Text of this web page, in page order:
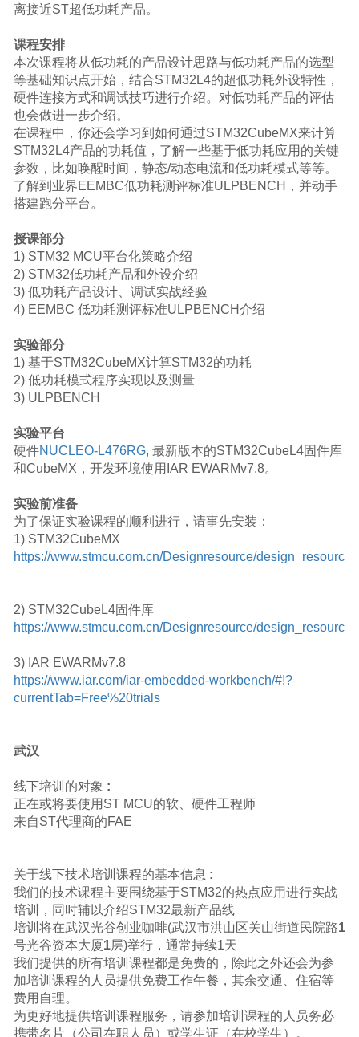
离接近ST超低功耗产品。
课程安排
本次课程将从低功耗的产品设计思路与低功耗产品的选型
等基础知识点开始，结合STM32L4的超低功耗外设特性，
硬件连接方式和调试技巧进行介绍。对低功耗产品的评估
也会做进一步介绍。
在课程中，你还会学习到如何通过STM32CubeMX来计算
STM32L4产品的功耗值，了解一些基于低功耗应用的关键
参数，比如唤醒时间，静态/动态电流和低功耗模式等等。
了解到业界EEMBC低功耗测评标准ULPBENCH ，并动手
搭建跑分平台。
授课部分
1)STM32 MCU平台化策略介绍
2)STM32低功耗产品和外设介绍
3) 低功耗产品设计、调试实战经验
4)EEMBC 低功耗测评标准ULPBENCH介绍
实验部分
1) 基于STM32CubeMX计算STM32的功耗
2) 低功耗模式程序实现以及测量
3)ULPBENCH
实验平台
硬件NUCLEO-L476RG, 最新版本的STM32CubeL4固件库
和CubeMX ，开发环境使用 IAR EWARMv7.8。
实验前准备
为了保证实验课程的顺利进行，请事先安装：
1)STM32CubeMX
https://www.stmcu.com.cn/Designresource/
2)STM32CubeL4固件库
https://www.stmcu.com.cn/Designresource/
3)IAR EWARMv7.8
https://www.iar.com/iar-embedded-workbench/#!?
currentTab=Free%20trials
武汉
线下培训的对象 :
正在或将要使用 ST MCU的软、硬件工程师
来自ST代理商的FAE
关于线下技术培训课程的基本信息 :
我们的技术课程主要围绕基于STM32的热点应用进行实战
培训，同时辅以介绍STM32最新产品线
培训将在武汉光谷创业咖啡(武汉市洪山区关山街道民院路1
号光谷资本大厦1层)举行，通常持续1天
我们提供的所有培训课程都是免费的，除此之外还会为参
加培训课程的人员提供免费工作午餐，其余交通、住宿等
费用自理。
为更好地提供培训课程服务，请参加培训课程的人员务必
携带名片（公司在职人员）或学生证（在校学生）。